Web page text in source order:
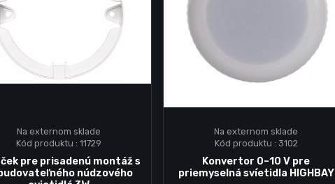
Vložiť do košika
Na externom sklade
Kód produktu : 11729
pre prisadenú montáž s
núdzového
Vložiť do košika
Na externom sklade
Kód produktu : 3102
Konvertor 0–10 V pre
priemyselná svíetidla HIGHBAY